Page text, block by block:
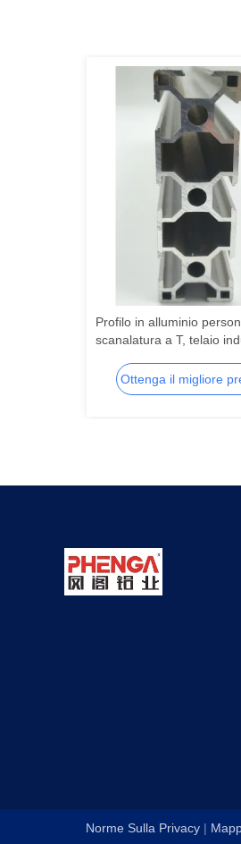
Profilo in alluminio
scanalatura a T, telaio
piegatura di strisce a T
Ottenga il migliore
Norme Sulla Privacy|